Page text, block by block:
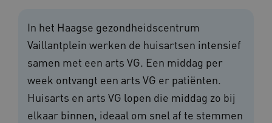
In het Haagse gezondheidscentrum
Vaillantplein werken de huisartsen intensief
samen met een arts VG. Een middag per
week ontvangt een arts VG er patiënten.
Huisarts en arts VG lopen die middag zo bij
elkaar binnen, ideaal om snel af te stemmen